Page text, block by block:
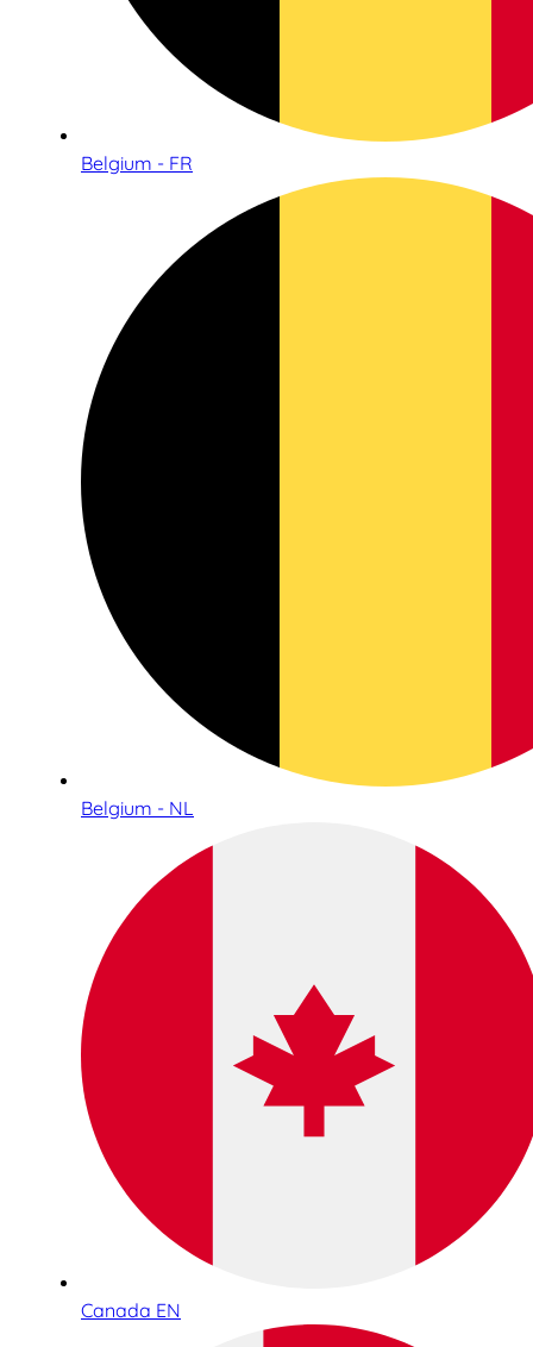
Belgium - FR
Belgium - NL
Canada EN